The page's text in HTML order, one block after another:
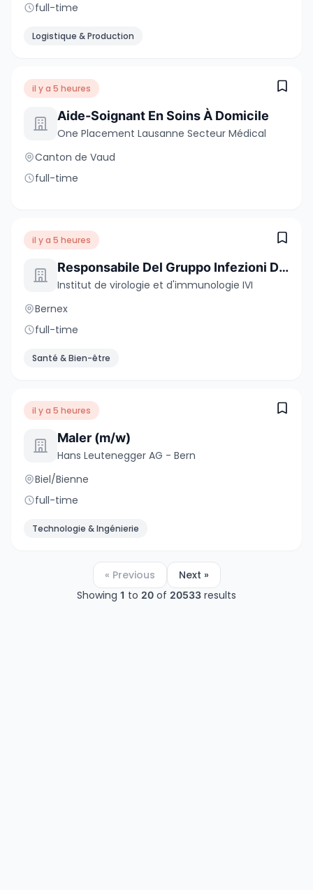
full-time
Logistique & Production
il y a 5 heures
Aide-Soignant En Soins À Domicile
One Placement Lausanne Secteur Médical
Canton de Vaud
full-time
il y a 5 heures
Responsabile Del Gruppo Infezioni Da Virus Influenzali E Vettori Virali
Institut de virologie et d'immunologie IVI
Bernex
full-time
Santé & Bien-être
il y a 5 heures
Maler (m/w)
Hans Leutenegger AG - Bern
Biel/Bienne
full-time
Technologie & Ingénierie
« Previous
Next »
Showing 1 to 20 of 20533 results